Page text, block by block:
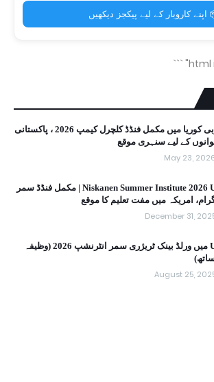
اپنے کاروبار کے لیے پیکجز دیکھیں
```
جنوبی کوریا میں مکمل فنڈڈ کلچرل کیمپ 2026 ، پاکستانی
کے لیے سنہری موقع
May 23,
Niskanen Summer Institute 2026 USA | مکمل فنڈڈ سمر
امریکہ میں مفت تعلیم کا موقع
December 31,
USA میں ورلڈ بینک ٹریژری سمر انٹرنشپ 2026 (وظیفہ
August 25,